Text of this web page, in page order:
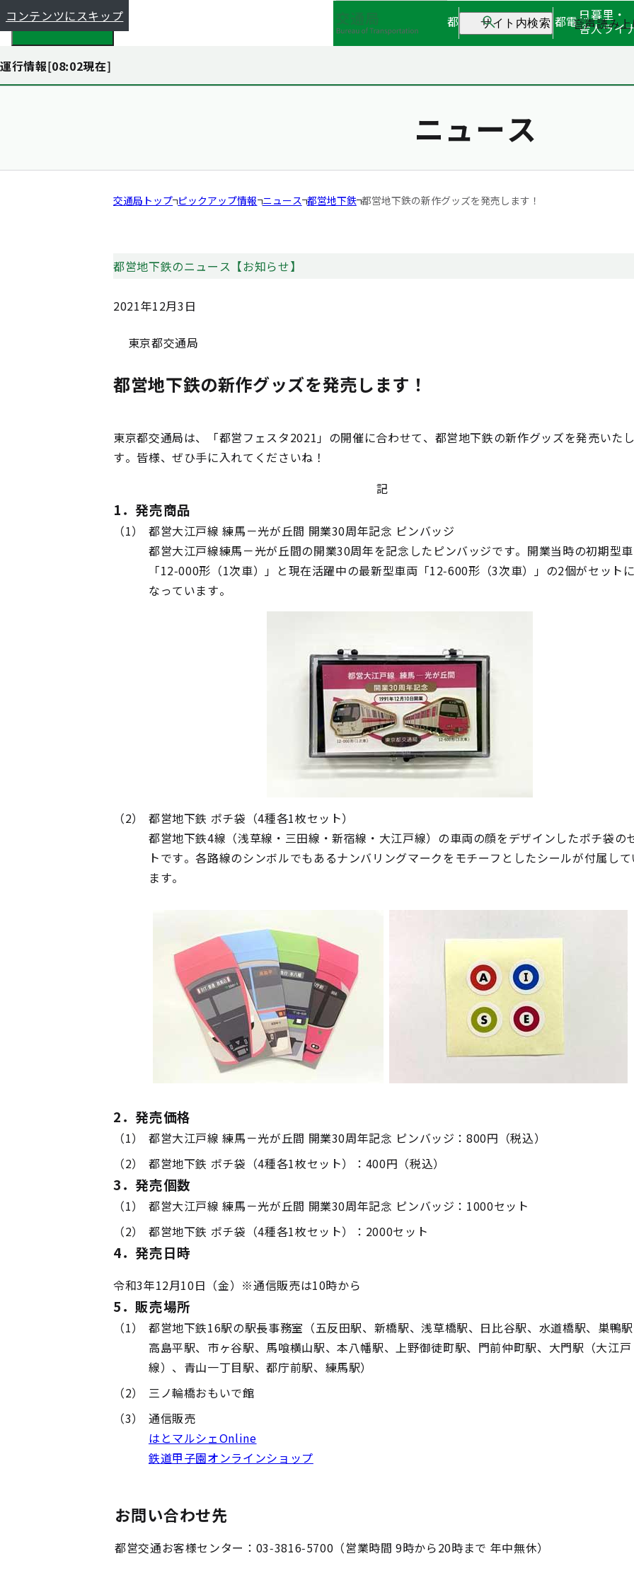
コンテンツにスキップ
都全体で探す サイト内検索 音声読み
都営地下鉄 都営バス 都電日暮里・
舎人ライ
運行情報[08:02現在]
ニュース
交通局トップ ピックアップ情報 ニュース 都営地下鉄 都営地下鉄の新作グッズを発売します！
都営地下鉄のニュース【お知らせ】
2021年12月3日
東京都交通局
都営地下鉄の新作グッズを発売します！
東京都交通局は、「都営フェスタ2021」の開催に合わせて、都営地下鉄の新作グッズを発売いた
す。皆様、ぜひ手に入れてくださいね！
記
1．発売商品
（1）
都営大江戸線 練馬－光が丘間 開業30周年記念 ピンバッジ
都営大江戸線練馬－光が丘間の開業30周年を記念したピンバッジです。開業当時の初期型
「12-000形（1次車）」と現在活躍中の最新型車両「12-600形（3次車）」の2個がセット
なっています。
（2）
都営地下鉄 ポチ袋（4種各1枚セット）
都営地下鉄4線（浅草線・三田線・新宿線・大江戸線）の車両の顔をデザインしたポチ袋の
トです。各路線のシンボルでもあるナンバリングマークをモチーフとしたシールが付属し
ます。
2．発売価格
（1）
都営大江戸線 練馬－光が丘間 開業30周年記念 ピンバッジ：800円（税込）
（2）
都営地下鉄 ポチ袋（4種各1枚セット）：400円（税込）
3．発売個数
（1）
都営大江戸線 練馬－光が丘間 開業30周年記念 ピンバッジ：1000セット
（2）
都営地下鉄 ポチ袋（4種各1枚セット）：2000セット
4．発売日時
令和3年12月10日（金）※通信販売は10時から
5．販売場所
（1）
都営地下鉄16駅の駅長事務室（五反田駅、新橋駅、浅草橋駅、日比谷駅、水道橋駅、巣鴨
高島平駅、市ヶ谷駅、馬喰横山駅、本八幡駅、上野御徒町駅、門前仲町駅、大門駅（大江戸
線）、青山一丁目駅、都庁前駅、練馬駅）
（2）
三ノ輪橋おもいで館
（3）
通信販売
はとマルシェOnline
鉄道甲子園オンラインショップ
お問い合わせ先
都営交通お客様センター：03-3816-5700（営業時間 9時から20時まで 年中無休）